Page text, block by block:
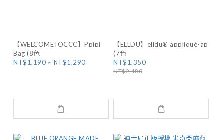
【WELCOMETOCCC】Ppipi
Bag (8色
NT$1,190 ~ NT$1,290
【ELLDU】elldu® appliqué-ap
(7色
NT$1,350
NT$2,180